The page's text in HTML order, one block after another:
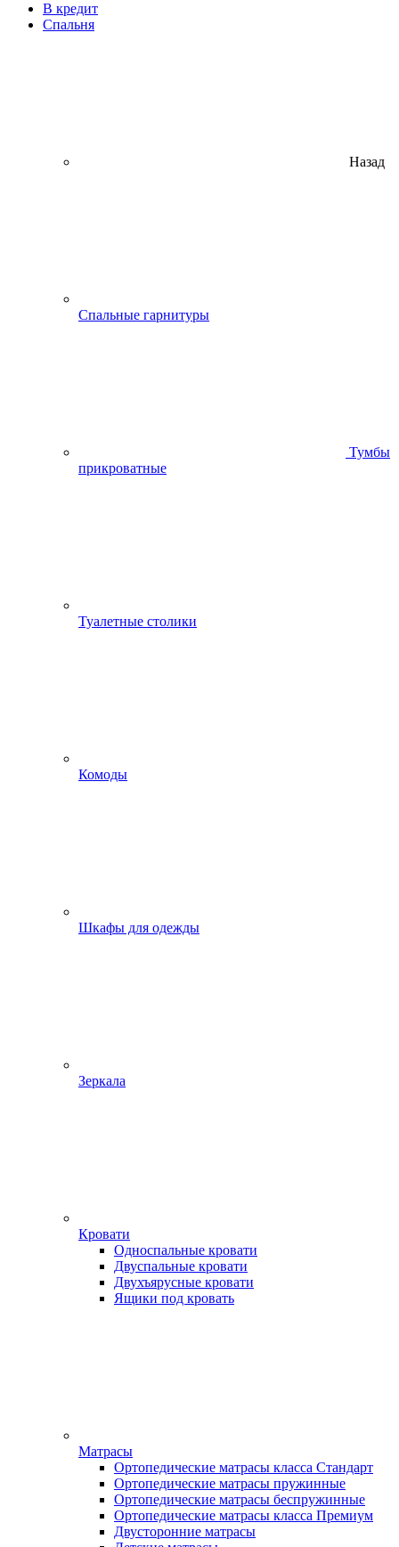
В кредит
Спальня
Назад
Спальные гарнитуры
Тумбы
прикроватные
Туалетные столики
Комоды
Шкафы для одежды
Зеркала
Кровати
Односпальные кровати
Двуспальные кровати
Двухъярусные кровати
Ящики под кровать
Матрасы
Ортопедические матрасы класса Стандарт
Ортопедические матрасы пружинные
Ортопедические матрасы беспружинные
Ортопедические матрасы класса Премиум
Двусторонние матрасы